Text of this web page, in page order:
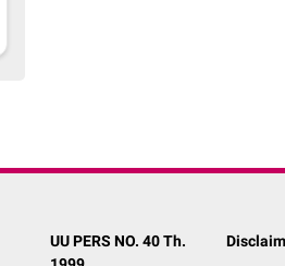
UU PERS NO. 40 Th.